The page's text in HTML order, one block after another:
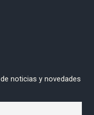
noticias y novedades